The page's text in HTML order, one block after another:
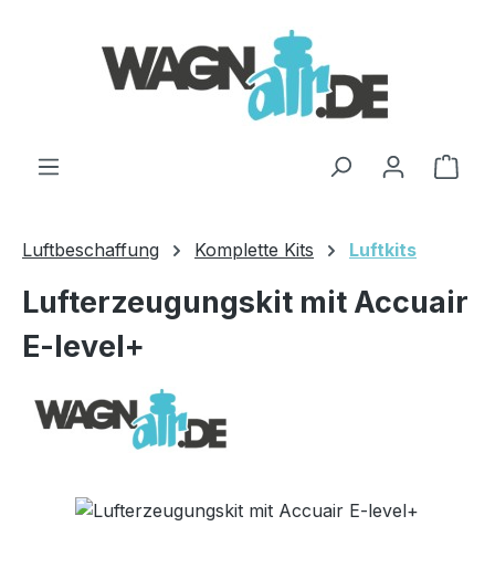
Luftbeschaffung Komplette Kits Luftkits
Lufterzeugungskit mit Accuair
E-level+
Bildergalerie überspringen